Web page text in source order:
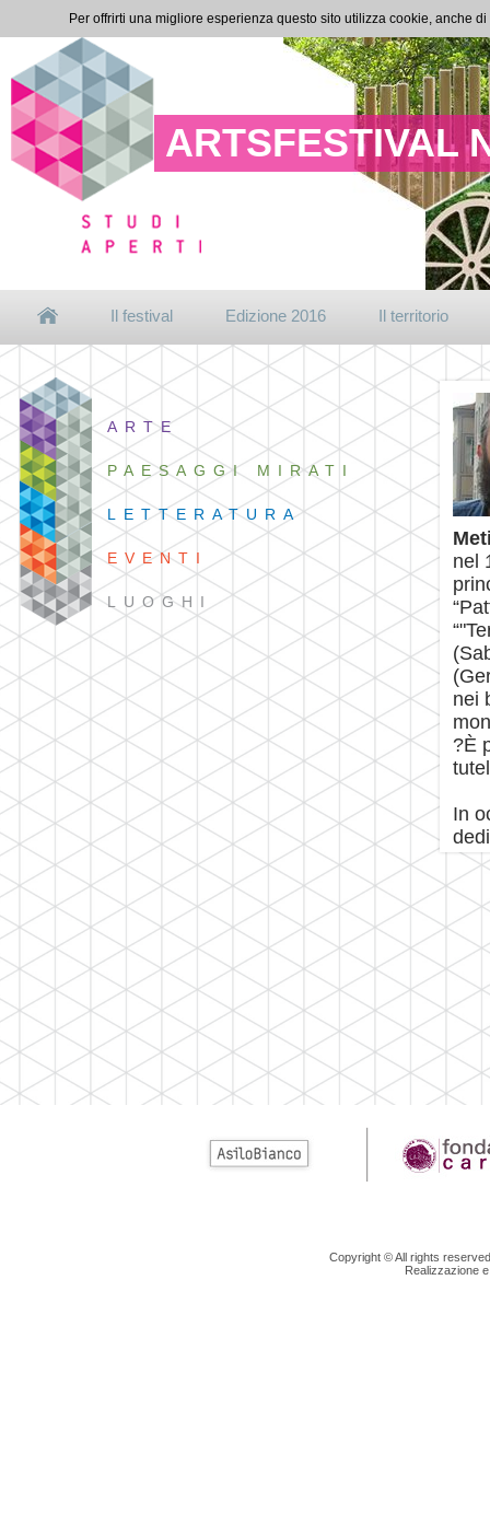
ARTSFESTIVAL
Il festival Edizione 2016 Il territorio
ARTE
PAESAGGI MIRATI
LETTERATURA
EVENTI
LUOGHI
nel
nei
?È
In
Per offrirti una migliore esperienza questo sito utilizza cookie, anche
Copyright © All rights
Realizzazione